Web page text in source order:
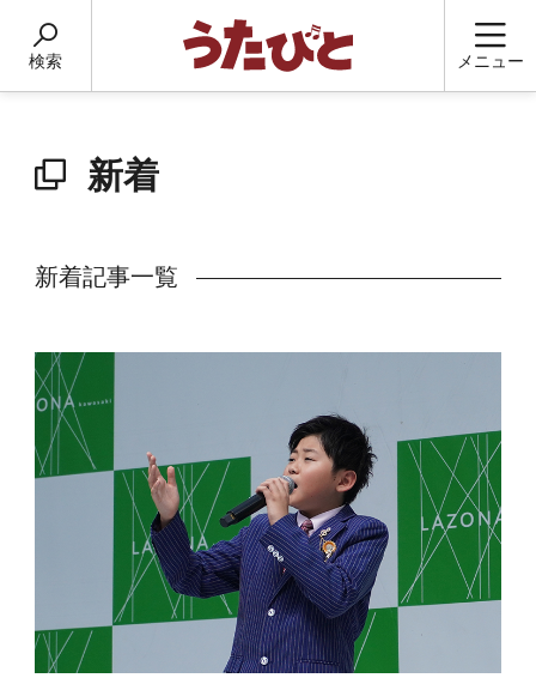
検索 メニュー
新着
新着記事一覧